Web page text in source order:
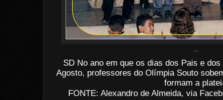
SD No ano em que os dias dos Pais e
Agosto, professores do Olímpia Souto
formam a
FONTE: Alexandro de Almeida, via